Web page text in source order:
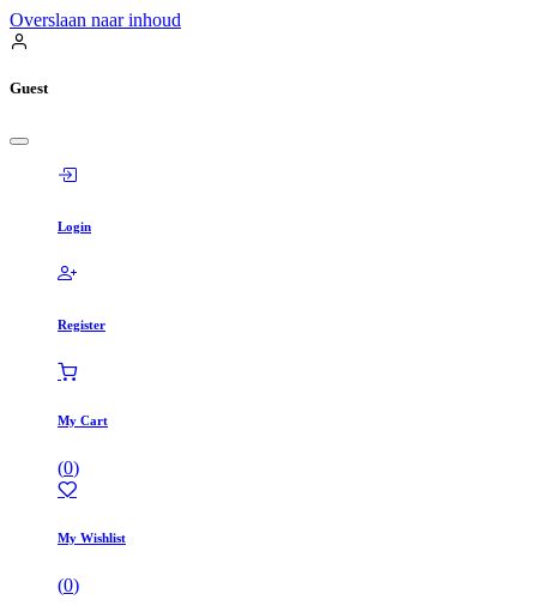
Overslaan naar inhoud
Guest
Login
Register
My Cart
(0)
My Wishlist
(0)